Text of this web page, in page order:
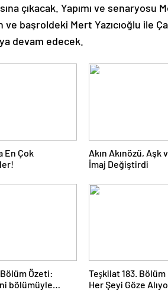
çıkacak. Yapımı ve senaryosu
başroldeki Mert Yazıcıoğlu ile
devam edecek.
En Çok
Akın Akınözü, Aşk
İmaj Değiştirdi
Özeti:
bölümüyle
Teşkilat 183.
Her Şeyi Göze